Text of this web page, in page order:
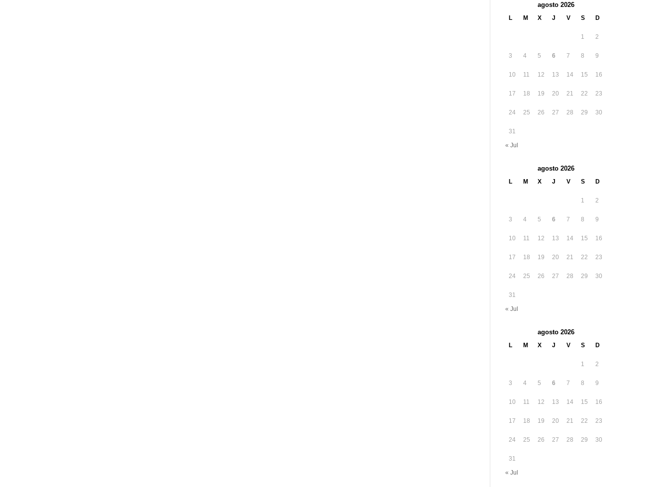
agosto 2026
L M X J V S D
1 2
3 4 5 6 7 8 9
10 11 12 13 14 15 16
17 18 19 20 21 22 23
24 25 26 27 28 29 30
31
« Jul
agosto 2026
L M X J V S D
1 2
3 4 5 6 7 8 9
10 11 12 13 14 15 16
17 18 19 20 21 22 23
24 25 26 27 28 29 30
31
« Jul
agosto 2026
L M X J V S D
1 2
3 4 5 6 7 8 9
10 11 12 13 14 15 16
17 18 19 20 21 22 23
24 25 26 27 28 29 30
31
« Jul